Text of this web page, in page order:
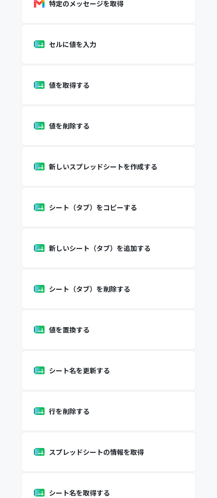
特定のメッセージを取得
セルに値を入力
値を取得する
値を削除する
新しいスプレッドシートを作成する
シート（タブ）をコピーする
新しいシート（タブ）を追加する
シート（タブ）を削除する
値を置換する
シート名を更新する
行を削除する
スプレッドシートの情報を取得
シート名を取得する